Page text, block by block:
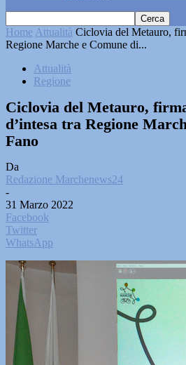
Home Attualità Ciclovia del Metauro,
Regione Marche e Comune di...
Attualità
Regione
Ciclovia del Metauro,
d’intesa tra Regione
Fano
Da
Redazione Marchenews24
-
31 Marzo 2022
Facebook
Twitter
WhatsApp